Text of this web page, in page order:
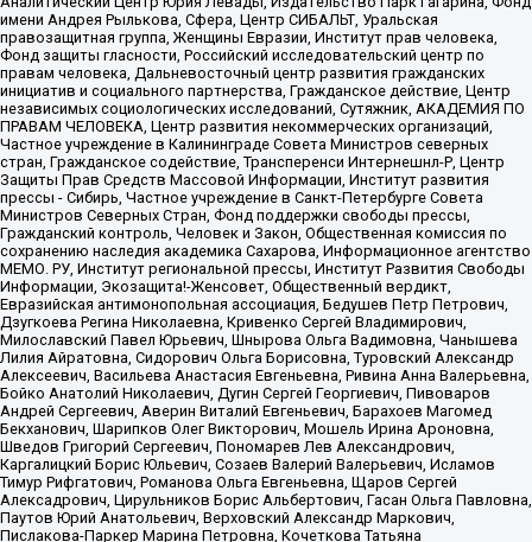
имени Андрея Рылькова, Сфера, Центр СИБАЛЬТ, Уральская
правозащитная группа, Женщины Евразии, Институт прав человека,
Фонд защиты гласности, Российский исследовательский центр по
правам человека, Дальневосточный центр развития гражданских
инициатив и социального партнерства, Гражданское действие, Центр
независимых социологических исследований, Сутяжник, АКАДЕМИЯ ПО
ПРАВАМ ЧЕЛОВЕКА, Центр развития некоммерческих организаций,
Частное учреждение в Калининграде Совета Министров северных
стран, Гражданское содействие, Трансперенси Интернешнл-Р, Центр
Защиты Прав Средств Массовой Информации, Институт развития
прессы - Сибирь, Частное учреждение в Санкт-Петербурге Совета
Министров Северных Стран, Фонд поддержки свободы прессы,
Гражданский контроль, Человек и Закон, Общественная комиссия по
сохранению наследия академика Сахарова, Информационное агентство
МЕМО. РУ, Институт региональной прессы, Институт Развития Свободы
Информации, Экозащита!-Женсовет, Общественный вердикт,
Евразийская антимонопольная ассоциация, Бедушев Петр Петрович,
Дзугкоева Регина Николаевна, Кривенко Сергей Владимирович,
Милославский Павел Юрьевич, Шнырова Ольга Вадимовна, Чанышева
Лилия Айратовна, Сидорович Ольга Борисовна, Туровский Александр
Алексеевич, Васильева Анастасия Евгеньевна, Ривина Анна Валерьевна,
Бойко Анатолий Николаевич, Дугин Сергей Георгиевич, Пивоваров
Андрей Сергеевич, Аверин Виталий Евгеньевич, Барахоев Магомед
Бекханович, Шарипков Олег Викторович, Мошель Ирина Ароновна,
Шведов Григорий Сергеевич, Пономарев Лев Александрович,
Каргалицкий Борис Юльевич, Созаев Валерий Валерьевич, Исламов
Тимур Рифгатович, Романова Ольга Евгеньевна, Щаров Сергей
Алексадрович, Цирульников Борис Альбертович, Гасан Ольга Павловна,
Паутов Юрий Анатольевич, Верховский Александр Маркович,
Пислакова-Паркер Марина Петровна, Кочеткова Татьяна